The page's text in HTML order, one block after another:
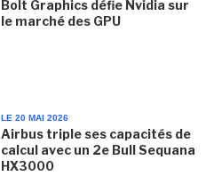
Bolt Graphics défie Nvidia sur
le marché des GPU
LE 20 MAI 2026
Airbus triple ses capacités de
calcul avec un 2e Bull Sequana
HX3000